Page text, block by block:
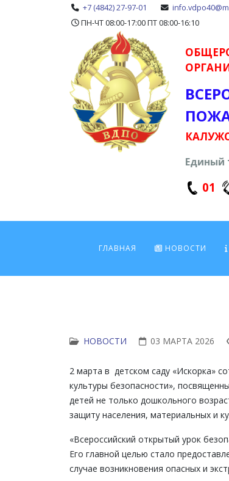
+7 (4842) 27-97-01
ПН-ЧТ 08:00-17:00 ПТ 08:00-16:10
Единый
01
ГЛАВНАЯ НОВОСТИ
НОВОСТИ 03 МАРТА 2026
2 марта в детском саду «Искорка»
культуры безопасности»,
детей не только дошкольного
защиту населения, материальных и
«Всероссийский открытый урок
Его главной целью стало
случае возникновения опасных и